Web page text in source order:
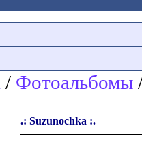
/ Фотоальбомы
.: Suzunochka :.